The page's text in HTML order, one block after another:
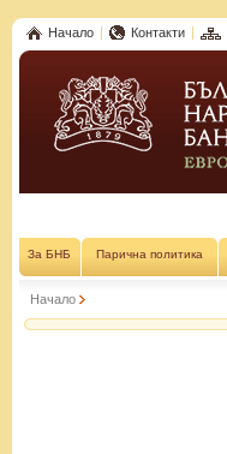
Начало Контакти
За БНБ Парична политика
Начало